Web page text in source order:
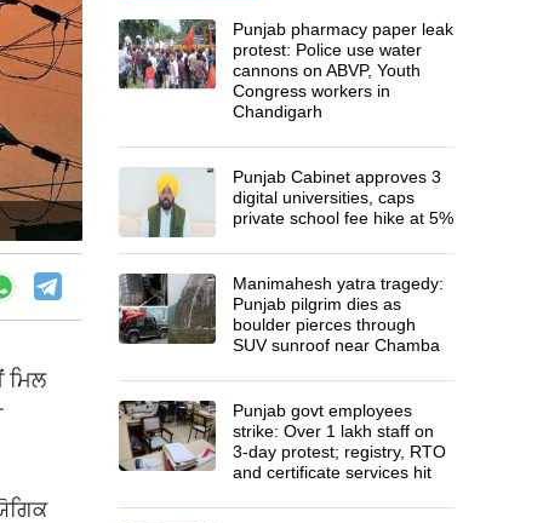
ਮਿਲ
Punjab pharmacy paper leak
protest: Police use water
cannons on ABVP, Youth
Congress workers in
Chandigarh
Punjab Cabinet approves 3
digital universities, caps
private school fee hike at 5%
Manimahesh yatra tragedy:
Punjab pilgrim dies as
boulder pierces through
SUV sunroof near Chamba
Punjab govt employees
strike: Over 1 lakh staff on
3-day protest; registry, RTO
and certificate services hit